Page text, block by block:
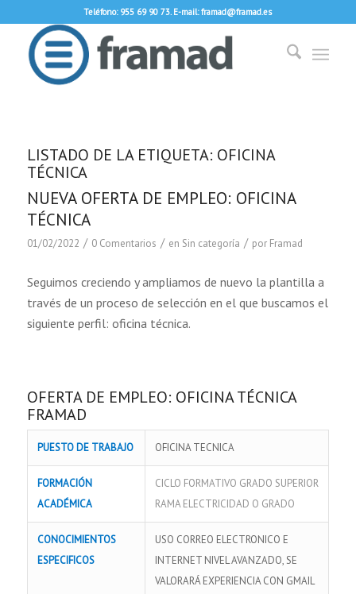
Teléfono: 955 69 90 73. E-mail: framad@framad.es
LISTADO DE LA ETIQUETA: OFICINA
TÉCNICA
NUEVA OFERTA DE EMPLEO: OFICINA
TÉCNICA
01/02/2022 / 0 Comentarios / en Sin categoría / por Framad
Seguimos creciendo y ampliamos de nuevo la plantilla a
través de un proceso de selección en el que buscamos el
siguiente perfil: oficina técnica.
OFERTA DE EMPLEO: OFICINA TÉCNICA
FRAMAD
PUESTO DE TRABAJO OFICINA TECNICA
FORMACIÓN
ACADÉMICA
CICLO FORMATIVO GRADO SUPERIOR
RAMA ELECTRICIDAD O GRADO
CONOCIMIENTOS
ESPECIFICOS
USO CORREO ELECTRONICO E
INTERNET NIVEL AVANZADO, SE
VALORARÁ EXPERIENCIA CON GMAIL